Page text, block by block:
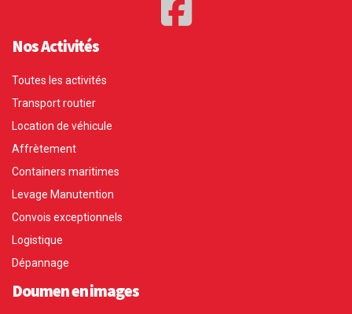
Nos Activités
Toutes les activités
Transport routier
Location de véhicule
Affrètement
Containers maritimes
Levage Manutention
Convois exceptionnels
Logistique
Dépannage
Doumen en images